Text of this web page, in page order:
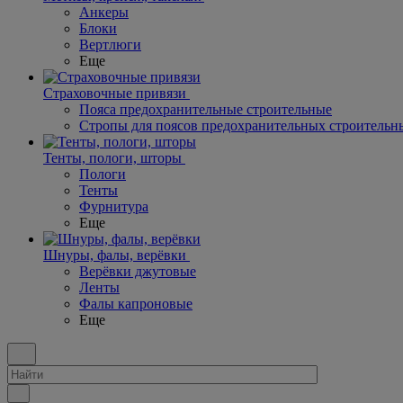
Анкеры
Блоки
Вертлюги
Еще
Страховочные привязи
Пояса предохранительные строительные
Стропы для поясов предохранительных
Тенты, пологи, шторы
Пологи
Тенты
Фурнитура
Еще
Шнуры, фалы, верёвки
Верёвки джутовые
Ленты
Фалы капроновые
Еще